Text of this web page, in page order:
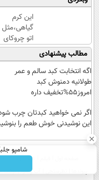
خودت دور
کن(تخفیف50%)
این کرم
گیاهی،مثل
اتو چروکای
پوستتوصاف
میکنه!50%تخفیف
مطالب پیشنهادی
اگه انتخابت کبد سالم و عمر
طولانیه دمنوش کبد
امروز55%تخفیف داره
اگر نمی خواهید کبدتان چرب
این نوشیدنی خوش طعم را
شامپو
عصر ایران۲
آب و هوا اوقات